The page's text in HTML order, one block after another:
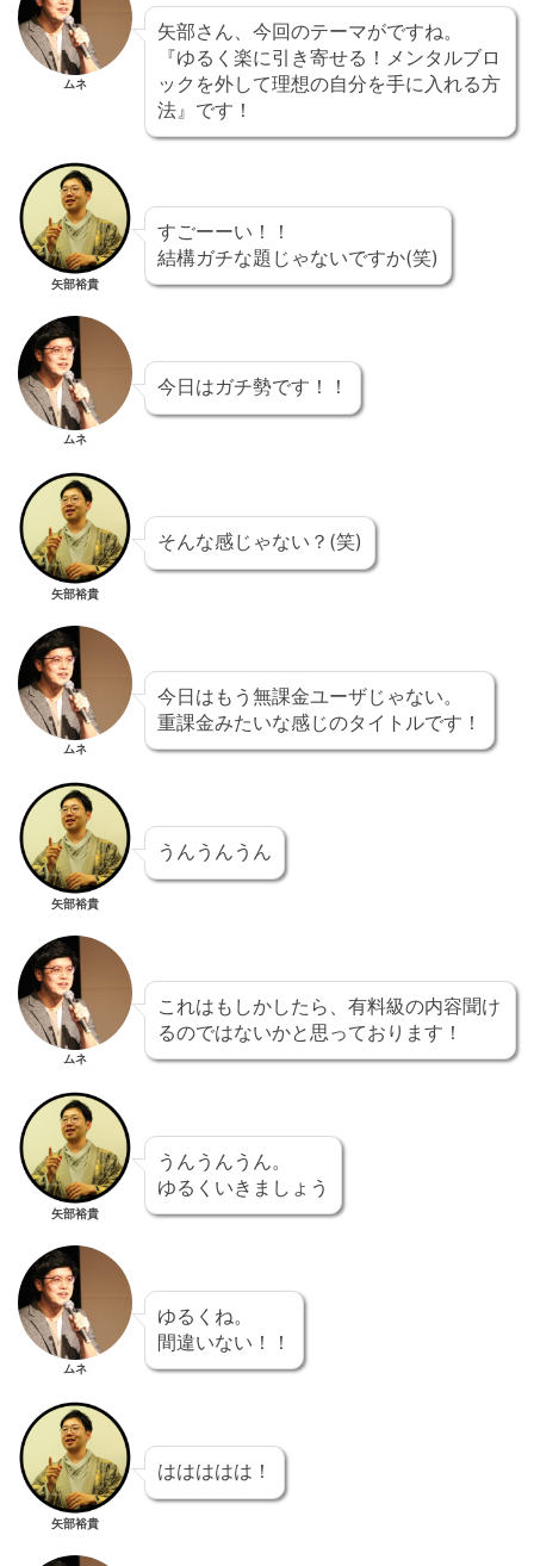
ムネ
矢部さん、今回のテーマがですね。
『ゆるく楽に引き寄せる！メンタルブロ
ックを外して理想の自分を手に入れる方
法』です！
矢部裕貴
すごーーい！！
結構ガチな題じゃないですか(笑)
ムネ
今日はガチ勢です！！
矢部裕貴
そんな感じゃない？(笑)
ムネ
今日はもう無課金ユーザじゃない。
重課金みたいな感じのタイトルです！
矢部裕貴
うんうんうん
ムネ
これはもしかしたら、有料級の内容聞け
るのではないかと思っております！
矢部裕貴
うんうんうん。
ゆるくいきましょう
ムネ
ゆるくね。
間違いない！！
矢部裕貴
ははははは！